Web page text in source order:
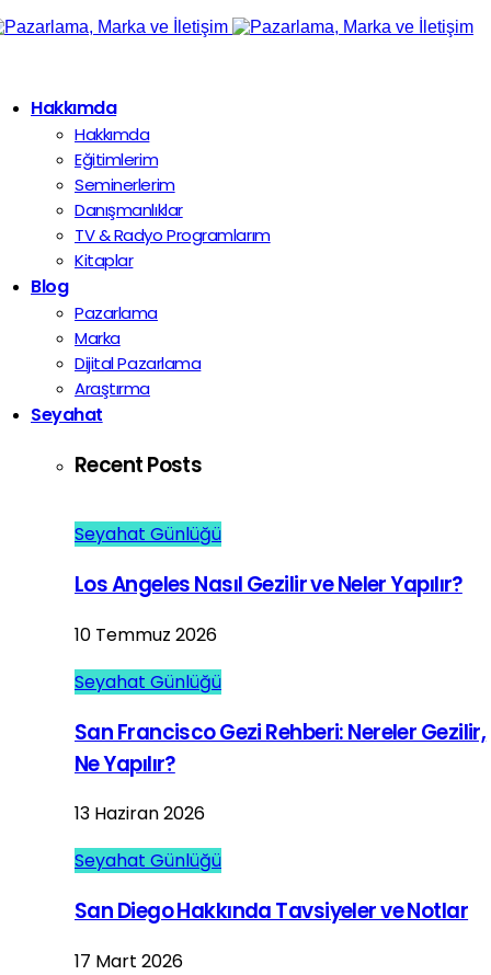
Hakkımda
Hakkımda
Eğitimlerim
Seminerlerim
Danışmanlıklar
TV & Radyo Programlarım
Kitaplar
Blog
Pazarlama
Marka
Dijital Pazarlama
Araştırma
Seyahat
Recent Posts
Seyahat Günlüğü
Los Angeles Nasıl Gezilir ve Neler Yapılır?
10 Temmuz 2026
Seyahat Günlüğü
San Francisco Gezi Rehberi: Nereler Gezilir,
Ne Yapılır?
13 Haziran 2026
Seyahat Günlüğü
San Diego Hakkında Tavsiyeler ve Notlar
17 Mart 2026